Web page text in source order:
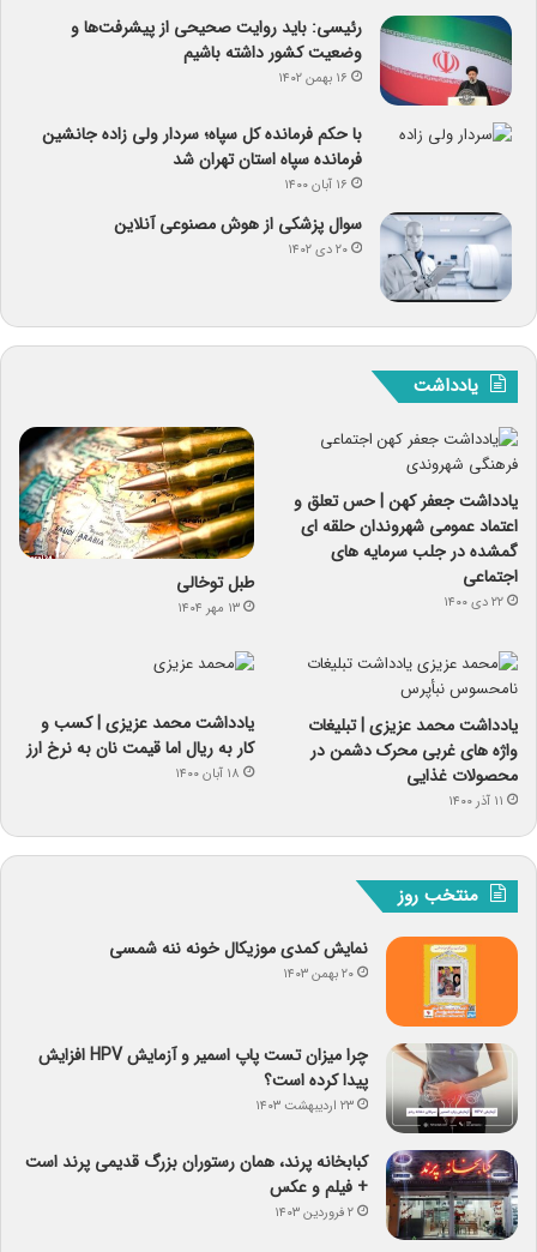
رئیسی: باید روایت صحیحی از پیشرفت‌ها و
وضعیت کشور داشته باشیم
۱۶ بهمن ۱۴۰۲
با حکم فرمانده کل سپاه؛ سردار ولی زاده جانشین
فرمانده سپاه استان تهران شد
۱۶ آبان ۱۴۰۰
سوال پزشکی از هوش مصنوعی آنلاین
۲۰ دی ۱۴۰۲
یادداشت
یادداشت جعفر کهن | حس تعلق و
اعتماد عمومی شهروندان حلقه ای
گمشده در جلب سرمایه های
اجتماعی
۲۲ دی ۱۴۰۰
طبل توخالی
۱۳ مهر ۱۴۰۴
یادداشت محمد عزیزی | تبلیغات
واژه های غربی محرک دشمن در
محصولات غذایی
۱۱ آذر ۱۴۰۰
یادداشت‌ محمد عزیزی | کسب و
کار به ریال اما قیمت نان به نرخ ارز
۱۸ آبان ۱۴۰۰
منتخب روز
نمایش کمدی موزیکال خونه ننه شمسی
۲۰ بهمن ۱۴۰۳
چرا میزان تست پاپ اسمیر و آزمایش HPV افزایش
پیدا کرده است؟
۲۳ اردیبهشت ۱۴۰۳
کبابخانه پرند، همان رستوران بزرگ قدیمی پرند است
+ فیلم و عکس
۲ فروردین ۱۴۰۳